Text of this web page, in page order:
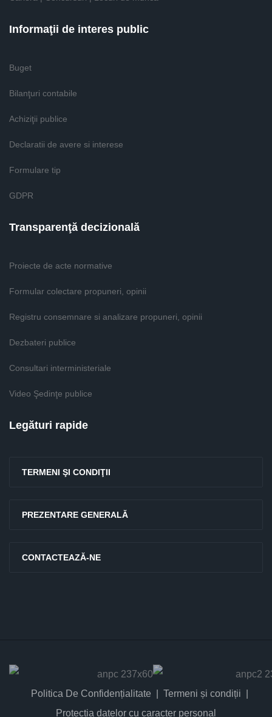
Informaţii de interes public
Buget
Bilanţuri contabile
Achiziţii publice
Declaratii de avere si interese
Formulare tip
GDPR
Transparenţă decizională
Proiecte de acte normative
Formular colectare propuneri, opinii
Registru consemnare si analizare propuneri, opinii
Dezbateri publice
Consultari interministeriale
Video Şedinţe publice
Legături rapide
TERMENI ŞI CONDIŢII
PREZENTARE GENERALĂ
CONTACTEAZĂ-NE
Politica De Confidențialitate
Termeni și condiții
Protectia datelor cu caracter personal